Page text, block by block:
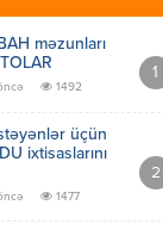
məzunları
1492
üçün
ixtisaslarını
1477